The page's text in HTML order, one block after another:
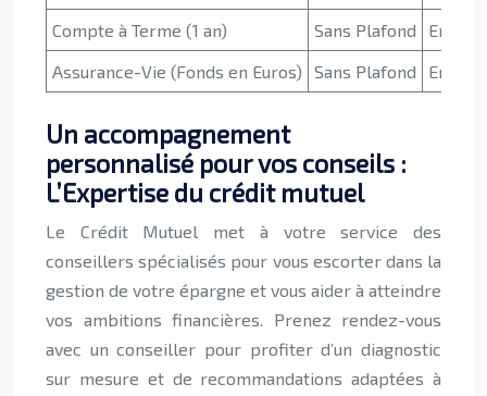
Compte à Terme (1 an)
Sans Plafond
Entre
Assurance-Vie (Fonds en Euros)
Sans Plafond Entre
Un accompagnement
personnalisé pour vos conseils :
L’Expertise du crédit mutuel
Le Crédit Mutuel met à votre service des
conseillers spécialisés pour vous escorter dans la
gestion de votre épargne et vous aider à atteindre
vos ambitions financières. Prenez rendez-vous
avec un conseiller pour profiter d’un diagnostic
sur mesure et de recommandations adaptées à